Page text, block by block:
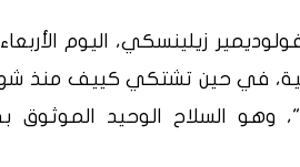
زيلينسكي، اليوم
في حين تشتكي كييف منذ
وهو السلاح الوحيد الموثوق